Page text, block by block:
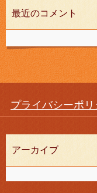
最近のコメント
プライバシーポリ
アーカイブ